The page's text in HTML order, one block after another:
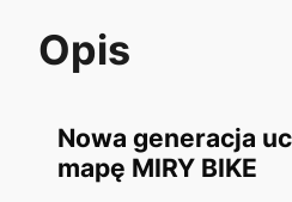
Opis
Nowa generacja
mapę MIRY BIKE